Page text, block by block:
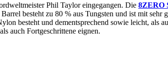
Phil Taylor eingegangen. Die 8ZERO
besteht zu 80 % aus Tungsten und ist mit
besteht und dementsprechend sowie leicht, als
auch Fortgeschrittene eignen.